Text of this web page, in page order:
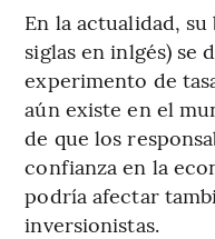
En la actualidad,
siglas en inlgés) se
experimento de
aún existe en el
de que los
confianza en la
podría afectar
inversionistas.